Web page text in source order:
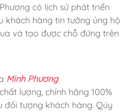
có lịch sử phát triển
khách hàng tin tưởng ủng hộ
và tạo được chỗ đứng trên
Minh Phương
lượng, chính hãng 100%
đối tượng khách hàng. Qúy